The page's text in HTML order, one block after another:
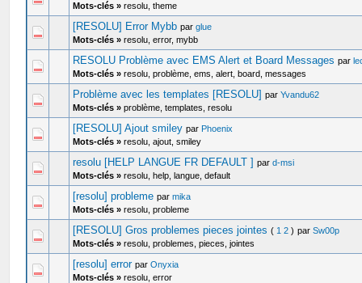
Mots-clés »resolu, theme
[RESOLU] Error Mybb parglue
Mots-clés »resolu, error, mybb
RESOLU Problème avec EMS Alert et Board Messages par
Mots-clés »resolu, problème, ems, alert, board, messages
Problème avec les templates [RESOLU] parYvandu62
Mots-clés »problème, templates, resolu
[RESOLU] Ajout smiley par Phoenix
Mots-clés »resolu, ajout, smiley
resolu [HELP LANGUE FR DEFAULT ] pard-msi
Mots-clés »resolu, help, langue, default
[resolu] probleme parmika
Mots-clés »resolu, probleme
[RESOLU] Gros problemes pieces jointes ( 1 2 ) parSw00p
Mots-clés »resolu, problemes, pieces, jointes
[resolu] error parOnyxia
Mots-clés »resolu, error